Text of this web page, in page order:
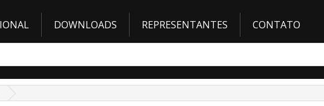
DOWNLOADS REPRESENTANTES CONTATO